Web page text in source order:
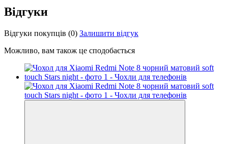
Відгуки
Відгуки покупців (0) Залишити відгук
Можливо, вам також це сподобається